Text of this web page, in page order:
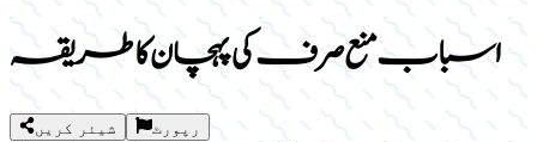
اسباب منع صرف کی پہچان کا طریقہ
شیئر کریں رپورٹ